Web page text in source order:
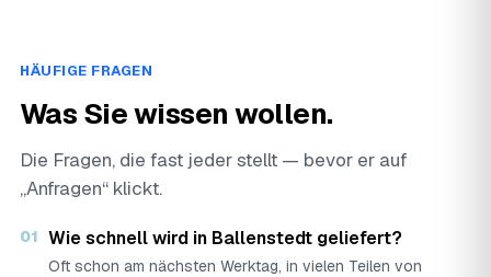
HÄUFIGE FRAGEN
Was Sie wissen wollen.
Die Fragen, die fast jeder stellt — bevor er auf
„Anfragen“ klickt.
01 Wie schnell wird in Ballenstedt geliefert?
Oft schon am nächsten Werktag, in vielen Teilen von